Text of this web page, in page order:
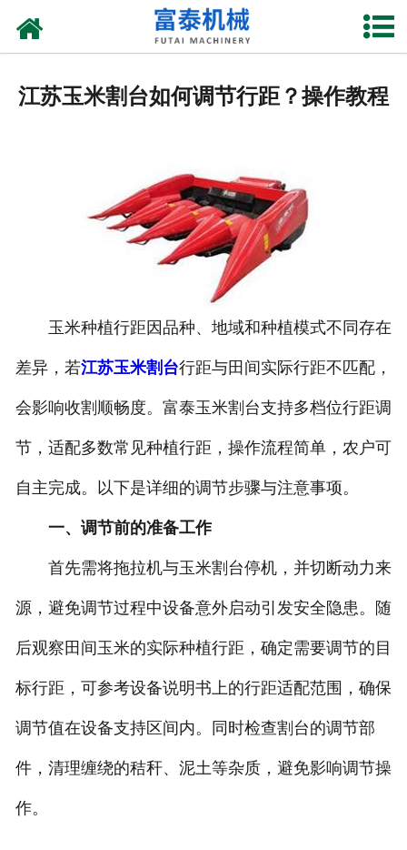
新闻中心
厂房设备
江苏玉米割台如何调节行距？操作教程
玉米种植行距因品种、地域和种植模式不同存在
差异，若江苏玉米割台行距与田间实际行距不匹配，
会影响收割顺畅度。富泰玉米割台支持多档位行距调
节，适配多数常见种植行距，操作流程简单，农户可
自主完成。以下是详细的调节步骤与注意事项。
一、调节前的准备工作
首先需将拖拉机与玉米割台停机，并切断动力来
源，避免调节过程中设备意外启动引发安全隐患。随
后观察田间玉米的实际种植行距，确定需要调节的目
标行距，可参考设备说明书上的行距适配范围，确保
调节值在设备支持区间内。同时检查割台的调节部
件，清理缠绕的秸秆、泥土等杂质，避免影响调节操
作。